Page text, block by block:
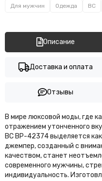
Для мужчин Одежда BC
Описание
Доставка и оплата
Отзывы
В мире люксовой моды, где
отражением утонченного
BC BP-42374 выделяется
джемпер, созданный с
качеством, станет
современного мужчины,
индивидуальность.